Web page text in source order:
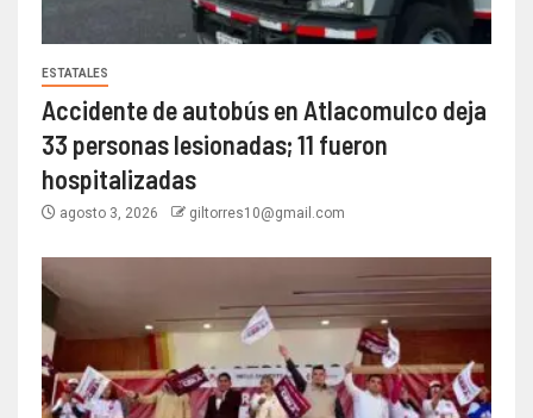
ESTATALES
Accidente de autobús en Atlacomulco deja
33 personas lesionadas; 11 fueron
hospitalizadas
agosto 3, 2026 giltorres10@gmail.com